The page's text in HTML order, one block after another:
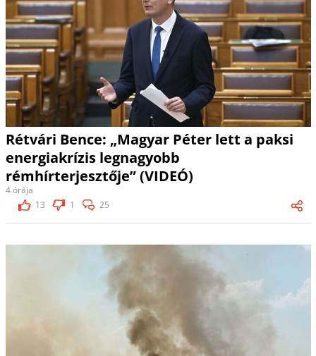
Rétvári Bence: „Magyar Péter lett a paksi
energiakrízis legnagyobb
rémhírterjesztője” (VIDEÓ)
4 órája
13
1 25